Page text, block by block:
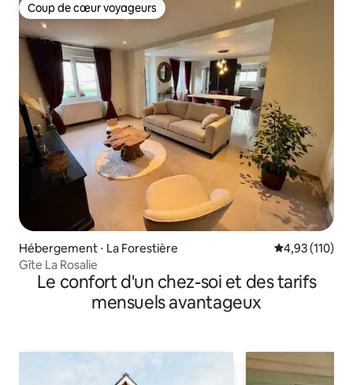
Coup de cœur voyageurs
Coup de cœur voyageurs
Hébergement ⋅ La Forestière Évaluation
4,93 (110)
Gîte La Rosalie
Le confort d'un chez-soi et des tarifs
mensuels avantageux